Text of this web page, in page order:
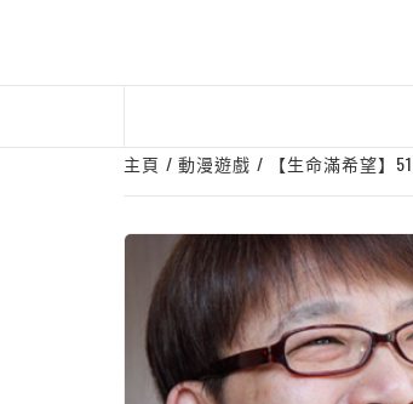
主頁 動漫遊戲 【生命滿希望】